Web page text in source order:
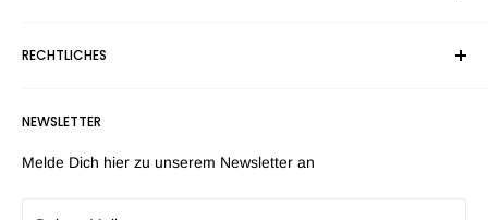
geruchssichere Taschen
Grinder & Aufbewahrung
tCheck
RECHTLICHES
Zahlungsarten
AGB
NEWSLETTER
Melde Dich hier zu unserem Newsletter an